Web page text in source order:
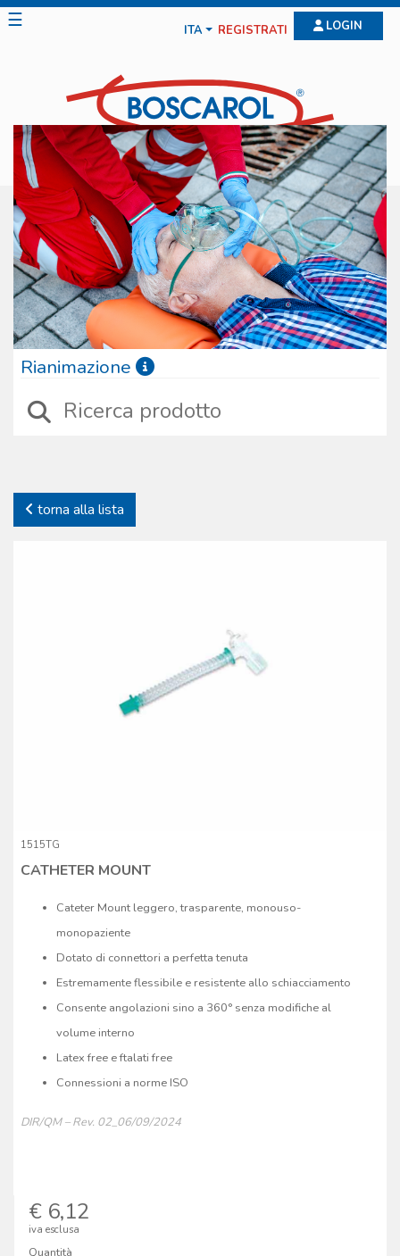
☰ ITA REGISTRATI LOGIN
torna alla lista
1515TG
CATHETER MOUNT
Cateter Mount leggero, trasparente, monouso-
monopaziente
Dotato di connettori a perfetta tenuta
Estremamente flessibile e resistente allo schiacciamento
Consente angolazioni sino a 360° senza modifiche al
volume interno
Latex free e ftalati free
Connessioni a norme ISO
DIR/QM – Rev. 02_06/09/2024
€ 6,12
iva esclusa
Quantità
Rianimazione
specifica: sono stati selezionati dispositivi affidabili, sicuri e prodotti
prodotti garantiscono la piena affidabilità dei dispositivi. La
Boscarol si impegna nel supporto del cliente offrendo anche una